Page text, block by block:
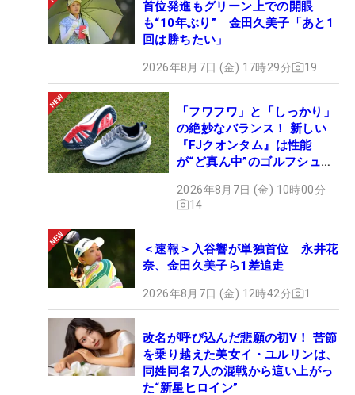
首位発進もグリーン上での開眼
も“10年ぶり” 金田久美子「あと1
回は勝ちたい」
2026年8月7日 (金) 17時29分 19
「フワフワ」と「しっかり」
の絶妙なバランス！ 新しい
『FJクオンタム』は性能
が“ど真ん中”のゴルフシュー
2026年8月7日 (金) 10時00分
14
＜速報＞入谷響が単独首位 永井花
奈、金田久美子ら1差追走
2026年8月7日 (金) 12時42分 1
改名が呼び込んだ悲願の初V！ 苦節
を乗り越えた美女イ・ユルリンは、
同姓同名7人の混戦から這い上がっ
た“新星ヒロイン”